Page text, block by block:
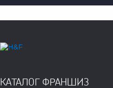
КАТАЛОГ ФРАНШИЗ